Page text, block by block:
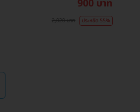
900 บาท
2,020 บาท ประหยัด 55%